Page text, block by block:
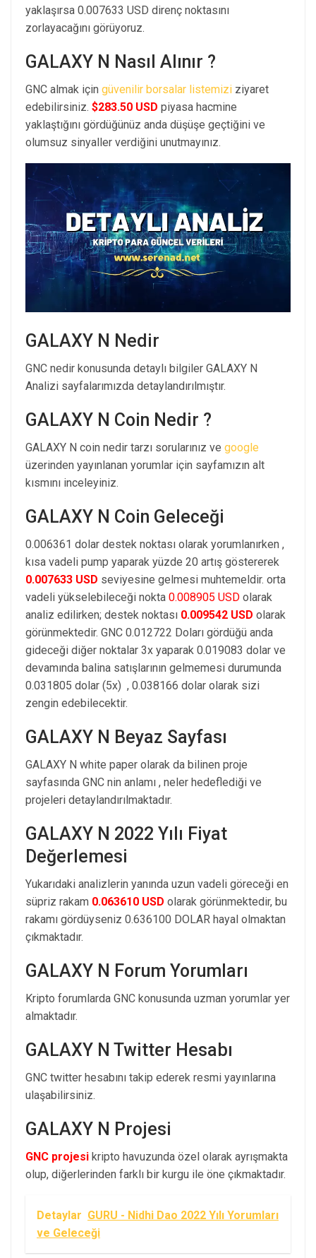
yaklaşırsa 0.007633 USD direnç noktasını
zorlayacağını görüyoruz.
GALAXY N Nasıl Alınır ?
GNC almak için güvenilir borsalar listemizi ziyaret
edebilirsiniz. $283.50 USD piyasa hacmine
yaklaştığını gördüğünüz anda düşüşe geçtiğini ve
olumsuz sinyaller verdiğini unutmayınız.
GALAXY N Nedir
GNC nedir konusunda detaylı bilgiler GALAXY N
Analizi sayfalarımızda detaylandırılmıştır.
GALAXY N Coin Nedir ?
GALAXY N coin nedir tarzı sorularınız ve google
üzerinden yayınlanan yorumlar için sayfamızın alt
kısmını inceleyiniz.
GALAXY N Coin Geleceği
0.006361 dolar destek noktası olarak yorumlanırken ,
kısa vadeli pump yaparak yüzde 20 artış göstererek
0.007633 USD seviyesine gelmesi muhtemeldir. orta
vadeli yükselebileceği nokta 0.008905 USD olarak
analiz edilirken; destek noktası 0.009542 USD olarak
görünmektedir. GNC 0.012722 Doları gördüğü anda
gideceği diğer noktalar 3x yaparak 0.019083 dolar ve
devamında balina satışlarının gelmemesi durumunda
0.031805 dolar (5x) , 0.038166 dolar olarak sizi
zengin edebilecektir.
GALAXY N Beyaz Sayfası
GALAXY N white paper olarak da bilinen proje
sayfasında GNC nin anlamı , neler hedeflediği ve
projeleri detaylandırılmaktadır.
GALAXY N 2022 Yılı Fiyat
Değerlemesi
Yukarıdaki analizlerin yanında uzun vadeli göreceği en
süpriz rakam 0.063610 USD olarak görünmektedir, bu
rakamı gördüyseniz 0.636100 DOLAR hayal olmaktan
çıkmaktadır.
GALAXY N Forum Yorumları
Kripto forumlarda GNC konusunda uzman yorumlar yer
almaktadır.
GALAXY N Twitter Hesabı
GNC twitter hesabını takip ederek resmi yayınlarına
ulaşabilirsiniz.
GALAXY N Projesi
GNC projesi kripto havuzunda özel olarak ayrışmakta
olup, diğerlerinden farklı bir kurgu ile öne çıkmaktadır.
Detaylar GURU - Nidhi Dao 2022 Yılı Yorumları
ve Geleceği